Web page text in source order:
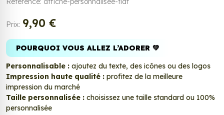
Prix: 9,90 €
POURQUOI VOUS ALLEZ L’ADORER 💚
Personnalisable : ajoutez du texte, des icônes ou des logos
Impression haute qualité : profitez de la meilleure
impression du marché
Taille personnalisée : choisissez une taille standard ou 100%
personnalisée